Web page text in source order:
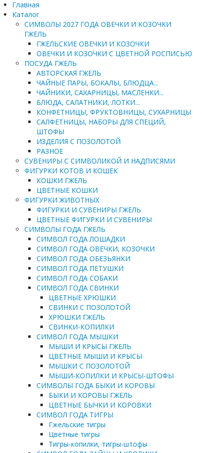
Главная
Каталог
СИМВОЛЫ 2027 ГОДА ОВЕЧКИ И КОЗОЧКИ
ГЖЕЛЬ
ГЖЕЛЬСКИЕ ОВЕЧКИ И КОЗОЧКИ
ОВЕЧКИ И КОЗОЧКИ С ЦВЕТНОЙ РОСПИСЬЮ
ПОСУДА ГЖЕЛЬ
АВТОРСКАЯ ГЖЕЛЬ
ЧАЙНЫЕ ПАРЫ, БОКАЛЫ, БЛЮДЦА...
ЧАЙНИКИ, САХАРНИЦЫ, МАСЛЕНКИ...
БЛЮДА, САЛАТНИКИ, ЛОТКИ...
КОНФЕТНИЦЫ, ФРУКТОВНИЦЫ, СУХАРНИЦЫ
САЛФЕТНИЦЫ, НАБОРЫ ДЛЯ СПЕЦИЙ,
ШТОФЫ
ИЗДЕЛИЯ С ПОЗОЛОТОЙ
РАЗНОЕ
СУВЕНИРЫ С СИМВОЛИКОЙ И НАДПИСЯМИ
ФИГУРКИ КОТОВ И КОШЕК
КОШКИ ГЖЕЛЬ
ЦВЕТНЫЕ КОШКИ
ФИГУРКИ ЖИВОТНЫХ
ФИГУРКИ И СУВЕНИРЫ ГЖЕЛЬ
ЦВЕТНЫЕ ФИГУРКИ И СУВЕНИРЫ
СИМВОЛЫ ГОДА ГЖЕЛЬ
СИМВОЛ ГОДА ЛОШАДКИ
СИМВОЛ ГОДА ОВЕЧКИ, КОЗОЧКИ
СИМВОЛ ГОДА ОБЕЗЬЯНКИ
СИМВОЛ ГОДА ПЕТУШКИ
СИМВОЛ ГОДА СОБАКИ
СИМВОЛ ГОДА СВИНКИ
ЦВЕТНЫЕ ХРЮШКИ
СВИНКИ С ПОЗОЛОТОЙ
ХРЮШКИ ГЖЕЛЬ
СВИНКИ-КОПИЛКИ
СИМВОЛ ГОДА МЫШКИ
МЫШИ И КРЫСЫ ГЖЕЛЬ
ЦВЕТНЫЕ МЫШИ И КРЫСЫ
МЫШКИ С ПОЗОЛОТОЙ
МЫШИ-КОПИЛКИ И КРЫСЫ-ШТОФЫ
СИМВОЛЫ ГОДА БЫКИ И КОРОВЫ
БЫКИ И КОРОВЫ ГЖЕЛЬ
ЦВЕТНЫЕ БЫЧКИ И КОРОВКИ
СИМВОЛ ГОДА ТИГРЫ
Гжельские тигры
Цветные тигры
Тигры-копилки, тигры-штофы